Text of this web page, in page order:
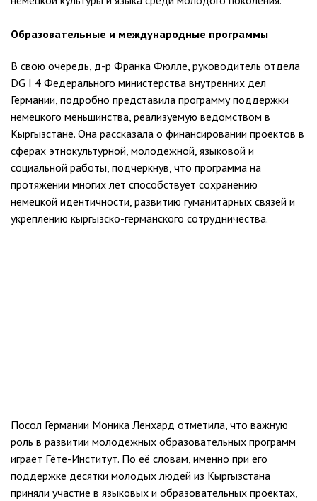
Образовательные и международные программы
В свою очередь, д-р Франка Фюлле, руководитель отдела
DG I 4 Федерального министерства внутренних дел
Германии, подробно представила программу поддержки
немецкого меньшинства, реализуемую ведомством в
Кыргызстане. Она рассказала о финансировании проектов в
сферах этнокультурной, молодежной, языковой и
социальной работы, подчеркнув, что программа на
протяжении многих лет способствует сохранению
немецкой идентичности, развитию гуманитарных связей и
укреплению кыргызско-германского сотрудничества.
Посол Германии Моника Ленхард отметила, что важную
роль в развитии молодежных образовательных программ
играет Гёте-Институт. По её словам, именно при его
поддержке десятки молодых людей из Кыргызстана
приняли участие в языковых и образовательных проектах,